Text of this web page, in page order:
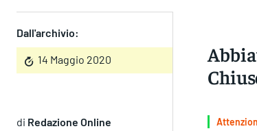
Dall'archivio:
14 Maggio 2020
di Redazione Online